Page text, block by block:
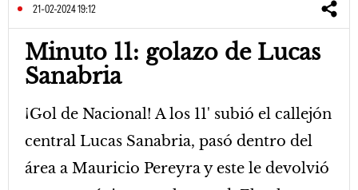
21-02-2024 19:12
Minuto 11: golazo de Lucas
Sanabria
¡Gol de Nacional! A los 11' subió el callejón
central Lucas Sanabria, pasó dentro del
área a Mauricio Pereyra y este le devolvió